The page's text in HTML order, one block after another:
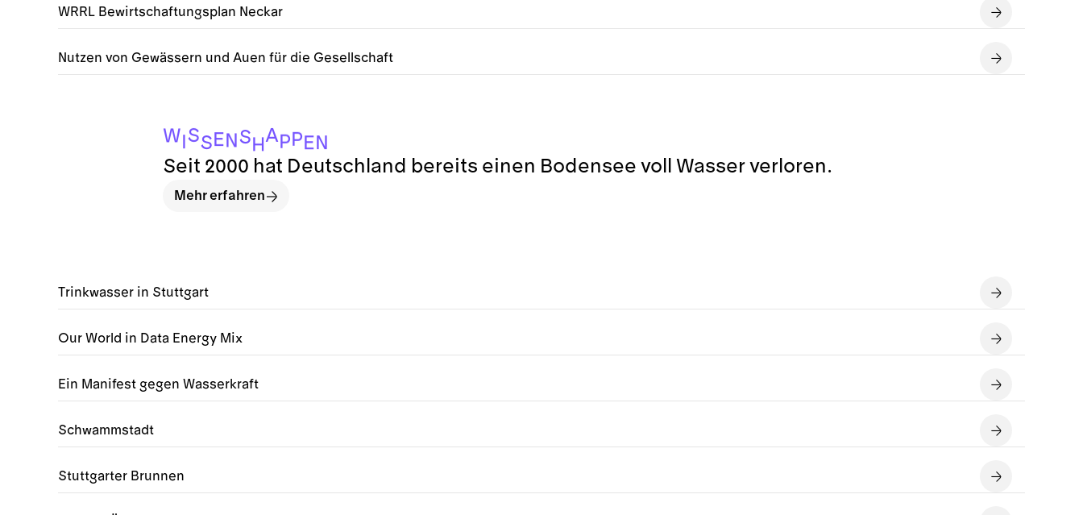
WRRL Bewirtschaftungsplan Neckar
Nutzen von Gewässern und Auen für die Gesellschaft
Trinkwasser in Stuttgart
Our World in Data Energy Mix
Ein Manifest gegen Wasserkraft
Schwammstadt
Stuttgarter Brunnen
WISS ENSHAP PEN
Seit 2000 hat Deutschland bereits einen Bodensee voll Wasser verloren.
Mehr erfahren